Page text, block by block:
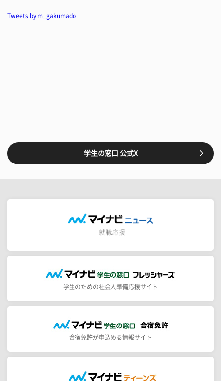
Tweets by m_gakumado
学生の窓口 公式X
学生のための社会人準備応援サイト
合宿免許が申込める情報サイト